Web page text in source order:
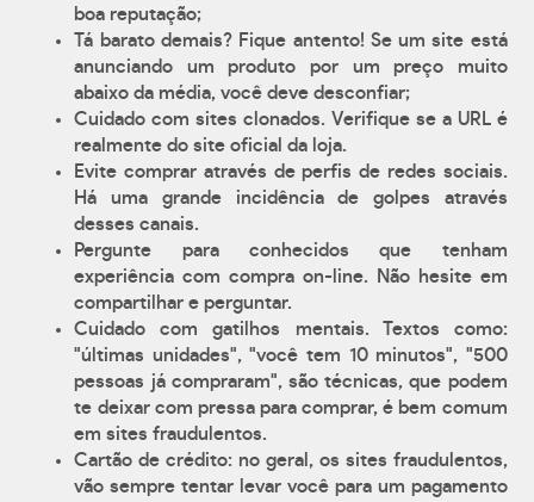
boa reputação;
Tá barato demais? Fique antento! Se um site está
anunciando um produto por um preço muito
abaixo da média, você deve desconfiar;
Cuidado com sites clonados. Verifique se a URL é
realmente do site oficial da loja.
Evite comprar através de perfis de redes sociais.
Há uma grande incidência de golpes através
desses canais.
Pergunte para conhecidos que tenham
experiência com compra on-line. Não hesite em
compartilhar e perguntar.
Cuidado com gatilhos mentais. Textos como:
"últimas unidades", "você tem 10 minutos", "500
pessoas já compraram", são técnicas, que podem
te deixar com pressa para comprar, é bem comum
em sites fraudulentos.
Cartão de crédito: no geral, os sites fraudulentos,
vão sempre tentar levar você para um pagamento